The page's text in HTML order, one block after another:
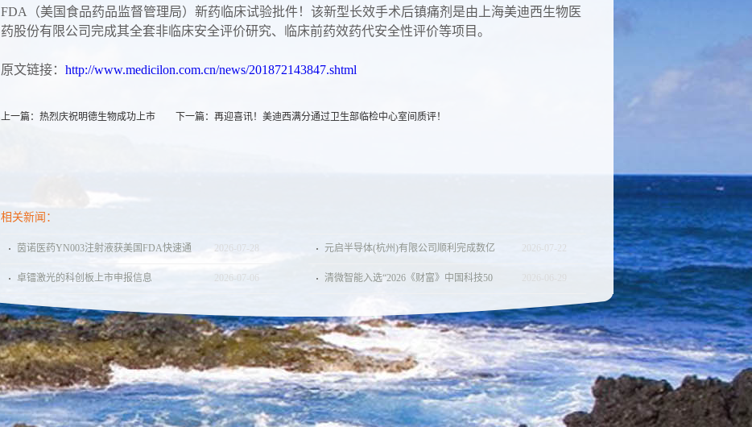
FDA（美国食品药品监督管理局）新药临床试验批件！该新型长效手术后镇痛剂是由上海美迪西生物医
药股份有限公司完成其全套非临床安全评价研究、临床前药效药代安全性评价等项目。
原文链接： http://www.medicilon.com.cn/news/201872143847.shtml
上一篇： 热烈庆祝明德生物成功上市 下一篇： 再迎喜讯！美迪西满分通过卫生部临检中心室间质评！
相关新闻：
茵诺医药YN003注射液获美国FDA快速通
道认定，用于治疗脑胶质瘤（含胶质母细
胞瘤）
2026 - 07-28 元启半导体(杭州)有限公司顺利完成数亿
元 PreB轮融资
2026 - 07-22
卓镭激光的科创板上市申报信息 2026 - 07- 清微智能入选“2026《财富》中国科技50